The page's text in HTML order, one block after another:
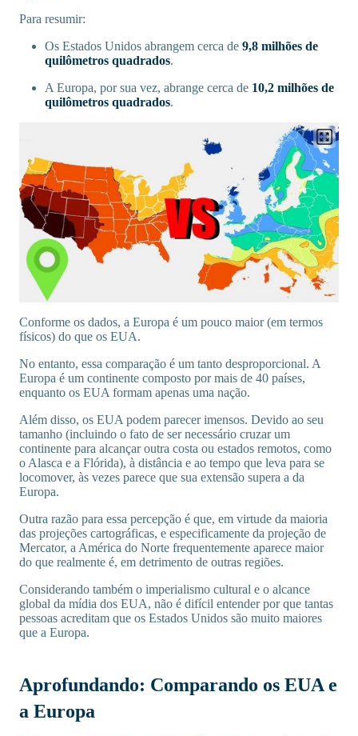
Para resumir:
Os Estados Unidos abrangem cerca de 9,8 milhões de
quilômetros quadrados.
A Europa, por sua vez, abrange cerca de 10,2 milhões de
quilômetros quadrados.
Conforme os dados, a Europa é um pouco maior (em termos
físicos) do que os EUA.
No entanto, essa comparação é um tanto desproporcional. A
Europa é um continente composto por mais de 40 países,
enquanto os EUA formam apenas uma nação.
Além disso, os EUA podem parecer imensos. Devido ao seu
tamanho (incluindo o fato de ser necessário cruzar um
continente para alcançar outra costa ou estados remotos, como
o Alasca e a Flórida), à distância e ao tempo que leva para se
locomover, às vezes parece que sua extensão supera a da
Europa.
Outra razão para essa percepção é que, em virtude da maioria
das projeções cartográficas, e especificamente da projeção de
Mercator, a América do Norte frequentemente aparece maior
do que realmente é, em detrimento de outras regiões.
Considerando também o imperialismo cultural e o alcance
global da mídia dos EUA, não é difícil entender por que tantas
pessoas acreditam que os Estados Unidos são muito maiores
que a Europa.
Aprofundando: Comparando os EUA e
a Europa